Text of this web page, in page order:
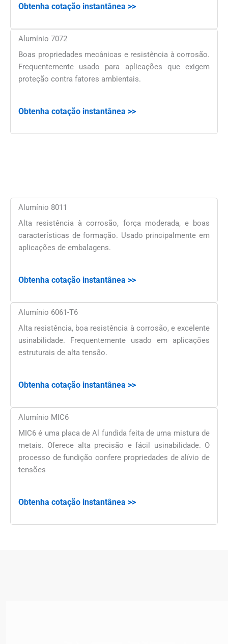
Obtenha cotação instantânea >>
Alumínio 7072
Boas propriedades mecânicas e resistência à corrosão.
Frequentemente usado para aplicações que exigem
proteção contra fatores ambientais.
Obtenha cotação instantânea >>
Alumínio 8011
Alta resistência à corrosão, força moderada, e boas
características de formação. Usado principalmente em
aplicações de embalagens.
Obtenha cotação instantânea >>
Alumínio 6061-T6
Alta resistência, boa resistência à corrosão, e excelente
usinabilidade. Frequentemente usado em aplicações
estruturais de alta tensão.
Obtenha cotação instantânea >>
Alumínio MIC6
MIC6 é uma placa de Al fundida feita de uma mistura de
metais. Oferece alta precisão e fácil usinabilidade. O
processo de fundição confere propriedades de alívio de
tensões
Obtenha cotação instantânea >>